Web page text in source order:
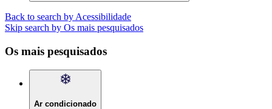
Back to search by Acessibilidade
Skip search by Os mais pesquisados
Os mais pesquisados
Ar condicionado